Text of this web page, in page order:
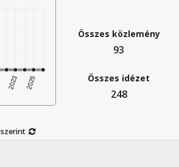
Összes közlemény
93
Összes idézet
248